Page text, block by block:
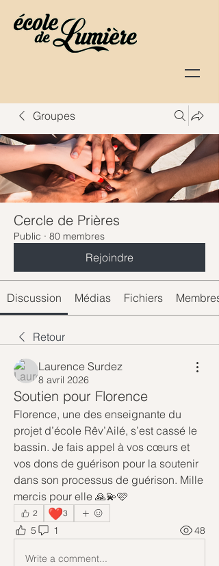
Groupes
Cercle de Prières
Public · 80 membres
Rejoindre
Discussion Médias Fichiers Membres
Retour
Laurence Surdez
8 avril 2026
Soutien pour Florence
Florence, une des enseignante du
projet d’école Rêv’Ailé, s’est cassé le
bassin. Je fais appel à vos cœurs et
vos dons de guérison pour la soutenir
dans son processus de guérison. Mille
mercis pour elle 🙏💫🩷
2 ❤️3
5 1 48
Write a comment...